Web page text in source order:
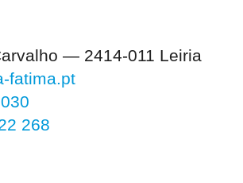
— 2414-011 Leiria
fatima.pt
268